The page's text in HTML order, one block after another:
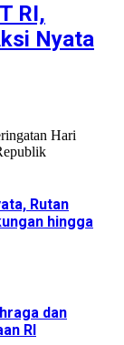
RI,
Nyata
Hari
Rutan
hingga
dan
RI